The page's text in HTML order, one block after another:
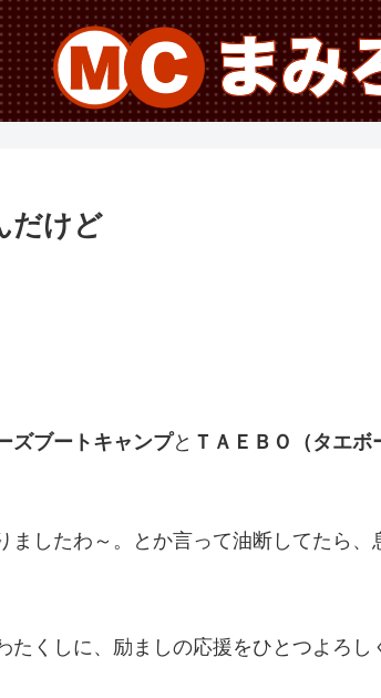
だけど
ズブートキャンプと ＴＡＥＢＯ（タエボ
ましたわ～。とか言って油断してたら、
たくしに、励ましの応援をひとつよろし